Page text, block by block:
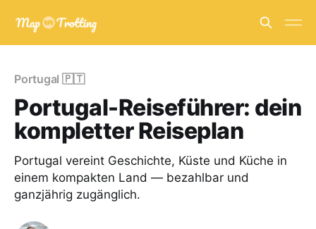
Portugal 🇵🇹
Portugal-Reiseführer: dein
kompletter Reiseplan
Portugal vereint Geschichte, Küste und Küche in
einem kompakten Land — bezahlbar und
ganzjährig zugänglich.